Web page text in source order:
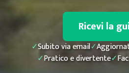
Ricevi la
✓Subito via email✓
✓Pratico e divertente✓